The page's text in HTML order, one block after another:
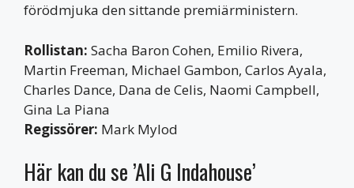
förödmjuka den sittande premiärministern.
Rollistan: Sacha Baron Cohen, Emilio Rivera,
Martin Freeman, Michael Gambon, Carlos Ayala,
Charles Dance, Dana de Celis, Naomi Campbell,
Gina La Piana
Regissörer: Mark Mylod
Här kan du se ’Ali G Indahouse’